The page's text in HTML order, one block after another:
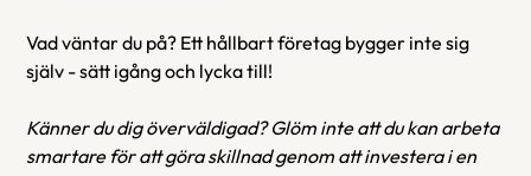
Vad väntar du på? Ett hållbart företag bygger inte sig
själv - sätt igång och lycka till!
Känner du dig överväldigad? Glöm inte att du kan arbeta
smartare för att göra skillnad genom att investera i en